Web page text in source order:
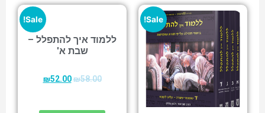
Sale!
Sale!
ללמוד איך להתפלל –
שבת א'
₪58.00
₪52.00